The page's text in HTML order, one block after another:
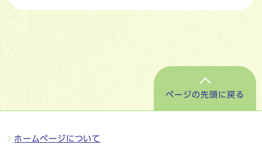
ページの先頭に戻る
ホームページについて